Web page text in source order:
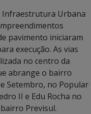
Infraestrutura Urbana
pavimento iniciaram
execução. As vias
no centro da
abrange o bairro
Setembro, no Popular
II e Edu Rocha no
Previsul.